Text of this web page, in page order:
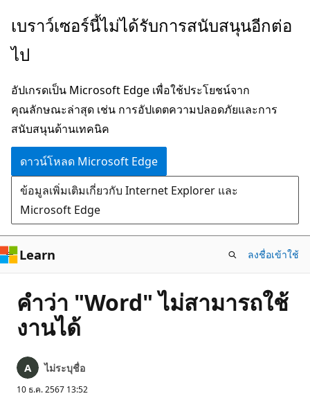
ข้าม
ยัง
หลัก
เบราว์เซอร์นี้ไม่ได้รับการสนับสนุนอีกต่อ
ไป
อัปเกรดเป็น Microsoft Edge เพื่อใช้ประโยชน์จาก
คุณลักษณะล่าสุด เช่น การอัปเดตความปลอดภัยและการ
สนับสนุนด้านเทคนิค
ดาวน์โหลด Microsoft Edge
ข้อมูลเพิ่มเติมเกี่ยวกับ Internet Explorer และ
Microsoft Edge
Learn ลงชื่อเข้าใช้
คำว่า "Word" ไม่สามารถใช้
งานได้
ไม่ระบุชื่อ
10 ธ.ค. 2567 13:52